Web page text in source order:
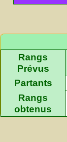
Rangs
Prévus
Partants
Rangs
obtenus